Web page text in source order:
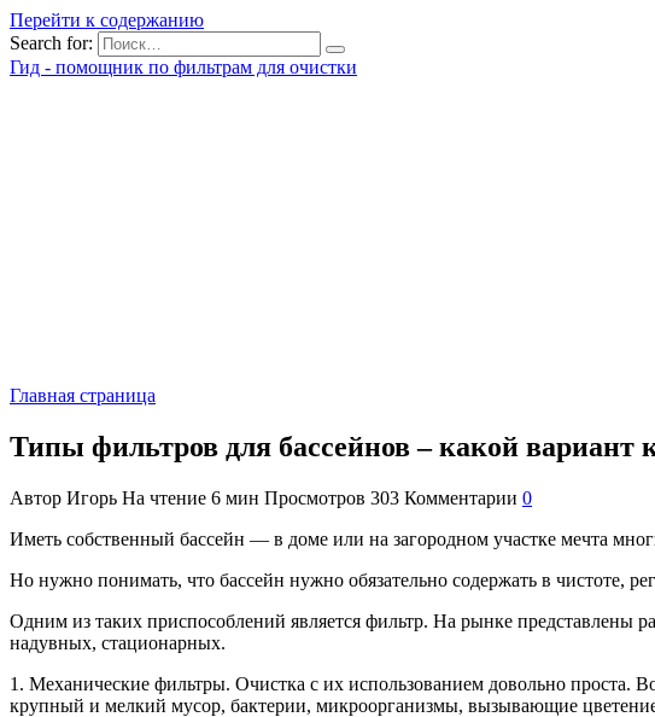
Перейти к содержанию
Search for:
Гид - помощник по фильтрам для очистки
Главная страница
Типы фильтров для бассейнов – какой вариант
Автор Игорь На чтение 6 мин Просмотров 303 Комментарии 0
Иметь собственный бассейн — в доме или на загородном участке мечта
Но нужно понимать, что бассейн нужно обязательно содержать в чистоте,
Одним из таких приспособлений является фильтр. На рынке представлены
надувных, стационарных.
1. Механические фильтры. Очистка с их использованием довольно проста.
крупный и мелкий мусор, бактерии, микроорганизмы, вызывающие